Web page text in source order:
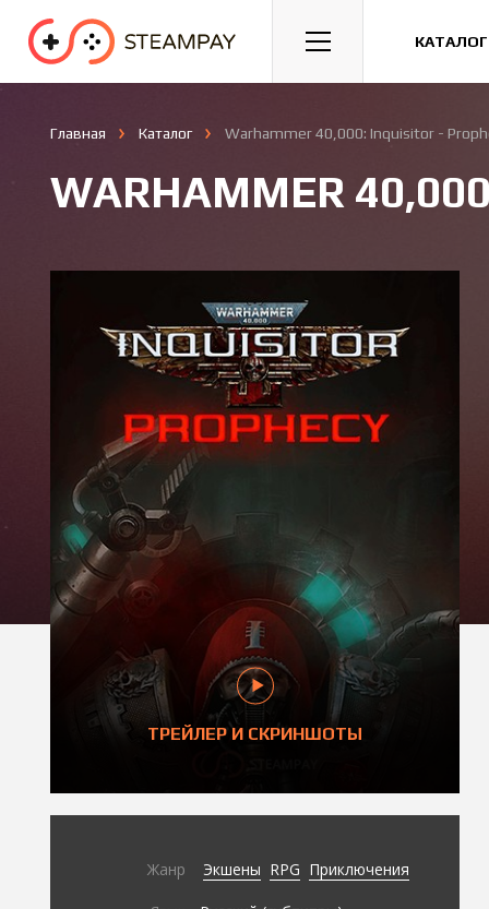
Спорт Гонки Казуальные
Главная Каталог Warhammer 40,000: Inquisitor -
WARHAMMER
ТРЕЙЛЕР И СКРИНШОТЫ
Жанр Экшены RPG Приключения